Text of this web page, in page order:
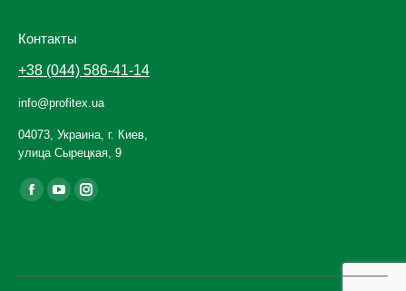
Контакты
+38 (044) 586-41-14
info@profitex.ua
04073, Украина, г. Киев,
улица Сырецкая, 9
Ищите нас:
Facebook
YouTubeInstagram